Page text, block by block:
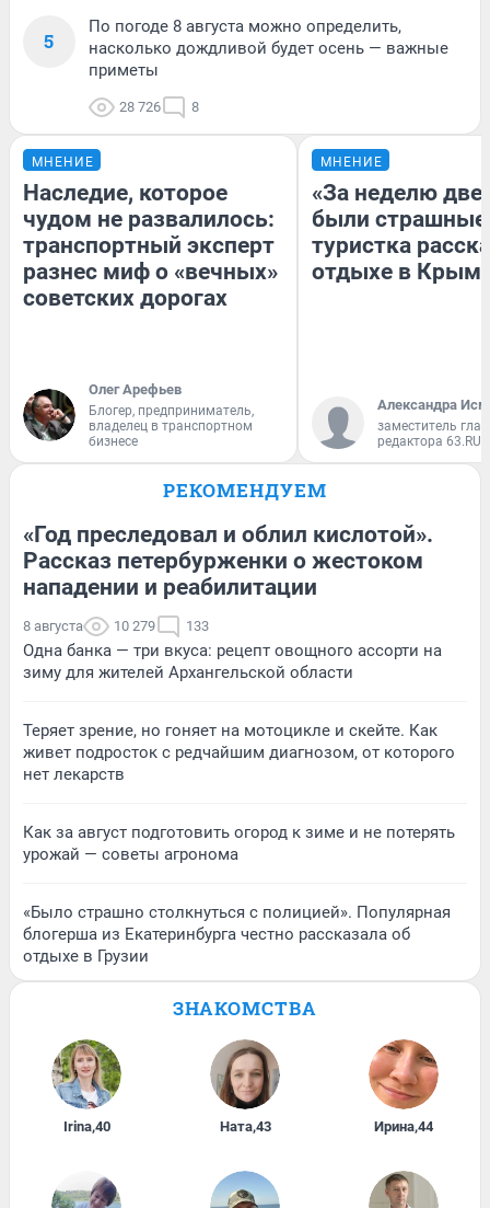
5
По погоде 8 августа можно определить,
насколько дождливой будет осень — важные
приметы
28 726 8
МНЕНИЕ
Наследие, которое
чудом не развалилось:
транспортный эксперт
разнес миф о «вечных»
советских дорогах
Олег Арефьев
Блогер, предприниматель,
владелец в транспортном
бизнесе
МНЕНИЕ
«За неделю две
были
туристка
отдыхе в
Александра
заместитель
редактора 63.RU
РЕКОМЕНДУЕМ
«Год преследовал и облил кислотой».
Рассказ петербурженки о жестоком
нападении и реабилитации
8 августа 10 279 133
Одна банка — три вкуса: рецепт овощного ассорти на
зиму для жителей Архангельской области
Теряет зрение, но гоняет на мотоцикле и скейте. Как
живет подросток с редчайшим диагнозом, от которого
нет лекарств
Как за август подготовить огород к зиме и не потерять
урожай — советы агронома
«Было страшно столкнуться с полицией». Популярная
блогерша из Екатеринбурга честно рассказала об
отдыхе в Грузии
ЗНАКОМСТВА
Irina,40 Ната,43 Ирина,44